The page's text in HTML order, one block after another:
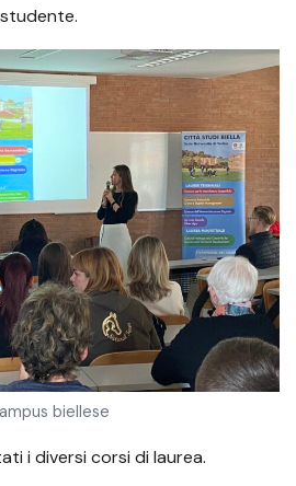
biellese
i diversi corsi di laurea.